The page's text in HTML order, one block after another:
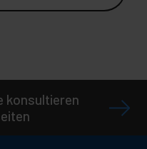
konsultieren